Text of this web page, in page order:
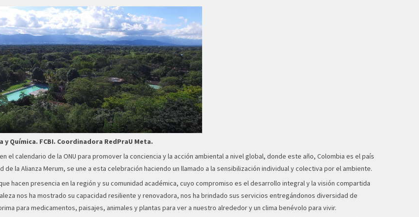
Química. FCBI. Coordinadora RedPraU Meta.
el calendario de la ONU para promover la conciencia y la acción ambiental a nivel global, donde este año, Colombia es el país
de la Alianza Merum, se une a esta celebración haciendo un llamado a la sensibilización individual y colectiva por el ambiente.
hacen presencia en la región y su comunidad académica, cuyo compromiso es el desarrollo integral y la visión compartida
nos ha mostrado su capacidad resiliente y renovadora, nos ha brindado sus servicios entregándonos diversidad de
para medicamentos, paisajes, animales y plantas para ver a nuestro alrededor y un clima benévolo para vivir.